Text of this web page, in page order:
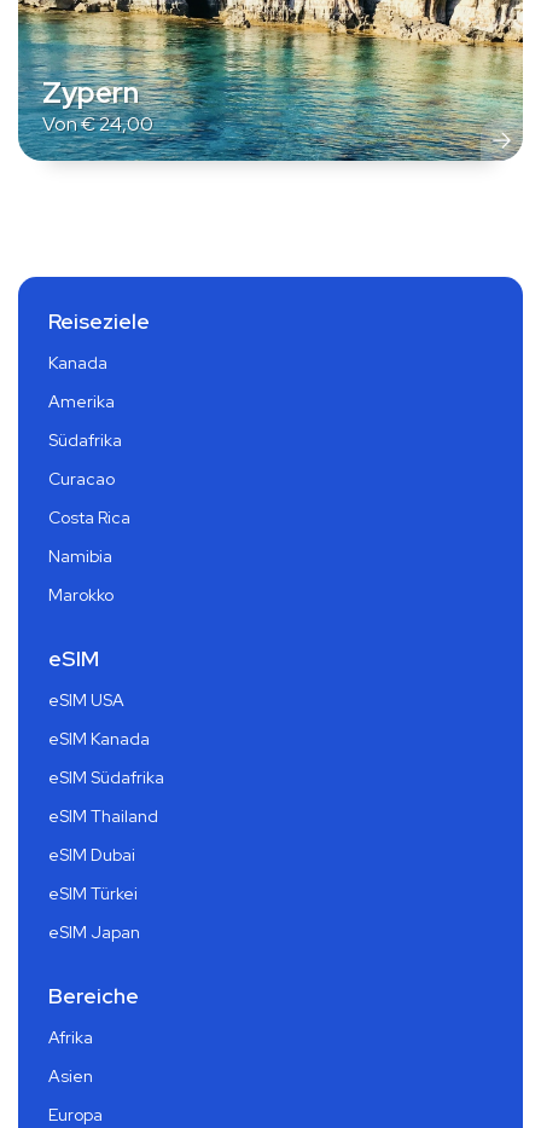
Zypern
Von€24,00
Reiseziele
Kanada
Amerika
Südafrika
Curacao
Costa Rica
Namibia
Marokko
eSIM
eSIM USA
eSIM Kanada
eSIM Südafrika
eSIM Thailand
eSIM Dubai
eSIM Türkei
eSIM Japan
Bereiche
Afrika
Asien
Europa